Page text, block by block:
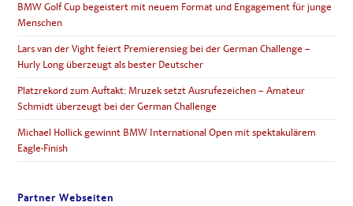
BMW Golf Cup begeistert mit neuem Format und Engagement für junge
Menschen
Lars van der Vight feiert Premierensieg bei der German Challenge –
Hurly Long überzeugt als bester Deutscher
Platzrekord zum Auftakt: Mruzek setzt Ausrufezeichen – Amateur
Schmidt überzeugt bei der German Challenge
Michael Hollick gewinnt BMW International Open mit spektakulärem
Eagle-Finish
Partner Webseiten